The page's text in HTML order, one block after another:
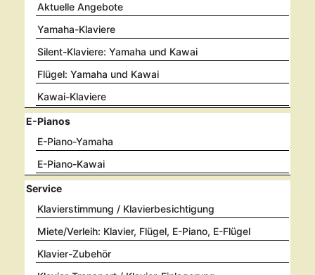
Aktuelle Angebote
Yamaha-Klaviere
Silent-Klaviere: Yamaha und Kawai
Flügel: Yamaha und Kawai
Kawai-Klaviere
E-Pianos
E-Piano-Yamaha
E-Piano-Kawai
Service
Klavierstimmung / Klavierbesichtigung
Miete/Verleih: Klavier, Flügel, E-Piano, E-Flügel
Klavier-Zubehör